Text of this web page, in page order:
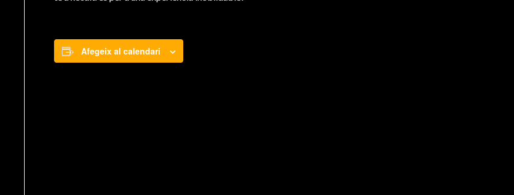
Afegeix al calendari